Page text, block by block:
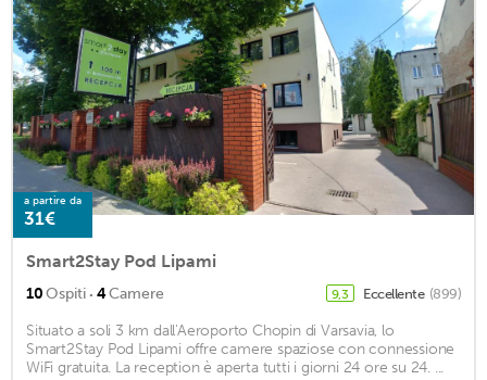
a partire da
31€
Smart2Stay Pod Lipami
10Ospiti · 4Camere 9,3 Eccellente (899)
Situato a soli 3 km dall'Aeroporto Chopin di Varsavia, lo
Smart2Stay Pod Lipami offre camere spaziose con connessione
WiFi gratuita. La reception è aperta tutti i giorni 24 ore su 24. ...